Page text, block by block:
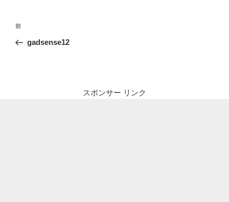
投
ナ
前
の
前
gadsense12
スポンサー リンク